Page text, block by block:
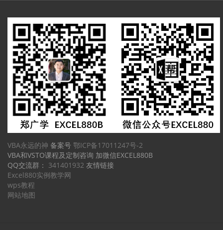
VBA永远的神 备案号 鄂ICP备17011247号-2
VBA和VSTO课程及定制咨询 加微信EXCEL880B
QQ交流群： 341401932 友情链接
Excel880实例教学网
wps教程
网站地图